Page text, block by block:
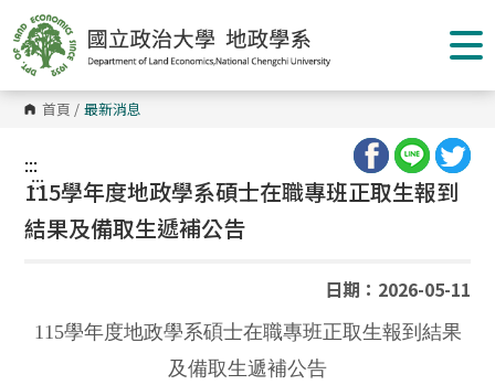
到
主
要
內
容
區 首頁 / 最新消息
:::
:::
115學年度地政學系碩士在職專班正取生報到
結果及備取生遞補公告
日期：2026-05-11
115學年度地政學系碩士在職專班正取生報到結果
及備取生遞補公告